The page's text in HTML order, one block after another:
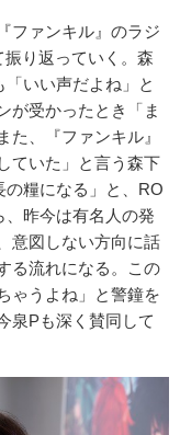
ファンキル』のラジ
り返っていく。森
いい声だよね」と
が受かったとき「ま
た、『ファンキル』
ていた」と言う森下
の糧になる」と、RO
昨今は有名人の発
意図しない方向に話
る流れになる。この
ゃうよね」と警鐘を
泉Pも深く賛同して